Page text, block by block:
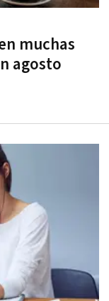
muchas
agosto